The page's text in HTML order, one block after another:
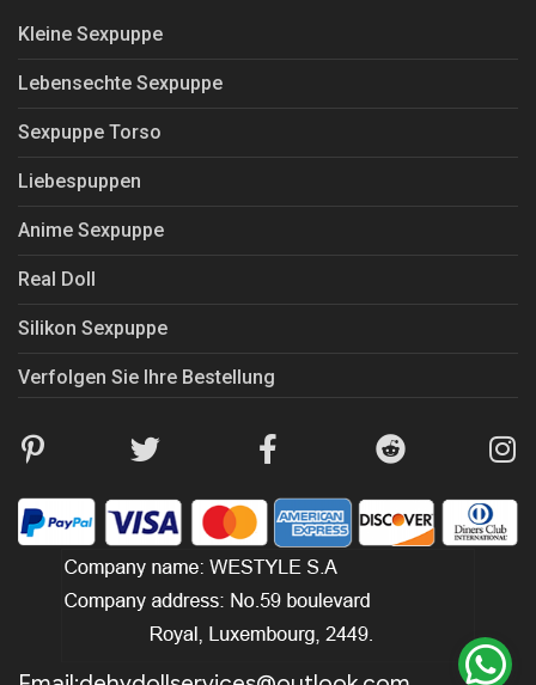
Kleine Sexpuppe
Lebensechte Sexpuppe
Sexpuppe Torso
Liebespuppen
Anime Sexpuppe
Real Doll
Silikon Sexpuppe
Verfolgen Sie Ihre Bestellung